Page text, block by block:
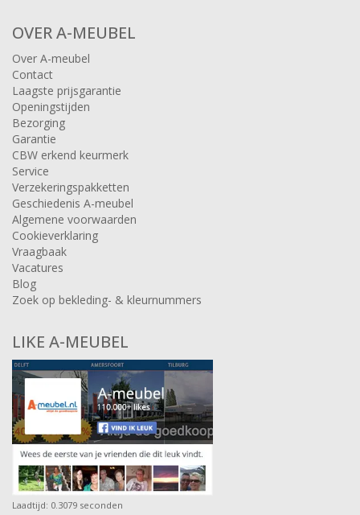
OVER A-MEUBEL
Over A-meubel
Contact
Laagste prijsgarantie
Openingstijden
Bezorging
Garantie
CBW erkend keurmerk
Service
Verzekeringspakketten
Geschiedenis A-meubel
Algemene voorwaarden
Cookieverklaring
Vraagbaak
Vacatures
Blog
Zoek op bekleding- & kleurnummers
LIKE A-MEUBEL
Laadtijd: 0.3079 seconden